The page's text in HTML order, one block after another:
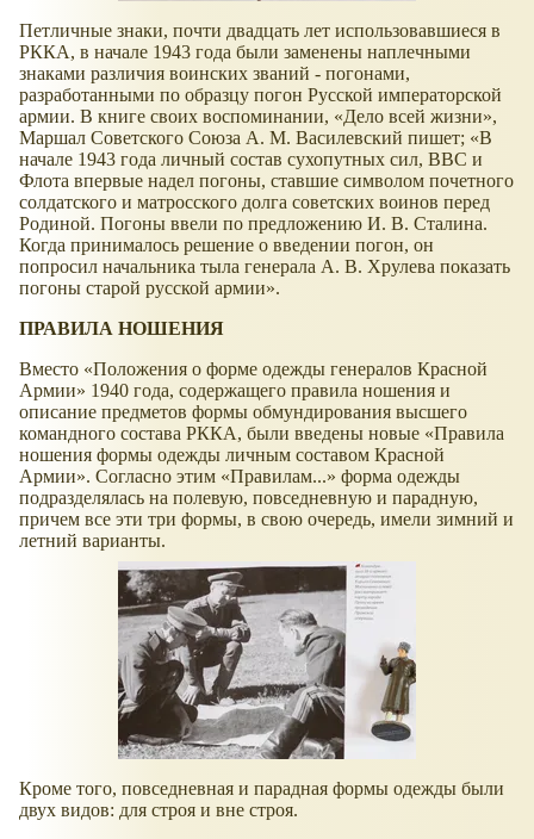
Петличные знаки, почти двадцать лет использовавшиеся в
РККА, в начале 1943 года были заменены наплечными
знаками различия воинских званий - погонами,
разработанными по образцу погон Русской императорской
армии. В книге своих воспоминании,
Дело всей жизни ,
Маршал Советского Союза А. М. Василевский пишет;
В
начале 1943 года личный состав сухопутных сил, ВВС и
Флота впервые надел погоны, ставшие символом почетного
солдатского и матросского долга советских воинов перед
Родиной. Погоны ввели по предложению И. В. Сталина.
Когда принималось решение о введении погон, он
попросил начальника тыла генерала А. В. Хрулева показать
погоны старой русской армии .
ПРАВИЛА НОШЕНИЯ
Вместо
Положения о форме одежды генералов Красной
Армии
1940 года, содержащего правила ношения и
описание предметов формы обмундирования высшего
командного состава РККА, были введены новые
Правила
ношения формы одежды личным составом Красной
Армии . Согласно этим Правилам...
форма одежды
подразделялась на полевую, повседневную и парадную,
причем все эти три формы, в свою очередь, имели зимний и
летний варианты.
Кроме того, повседневная и парадная формы одежды были
двух видов: для строя и вне строя.